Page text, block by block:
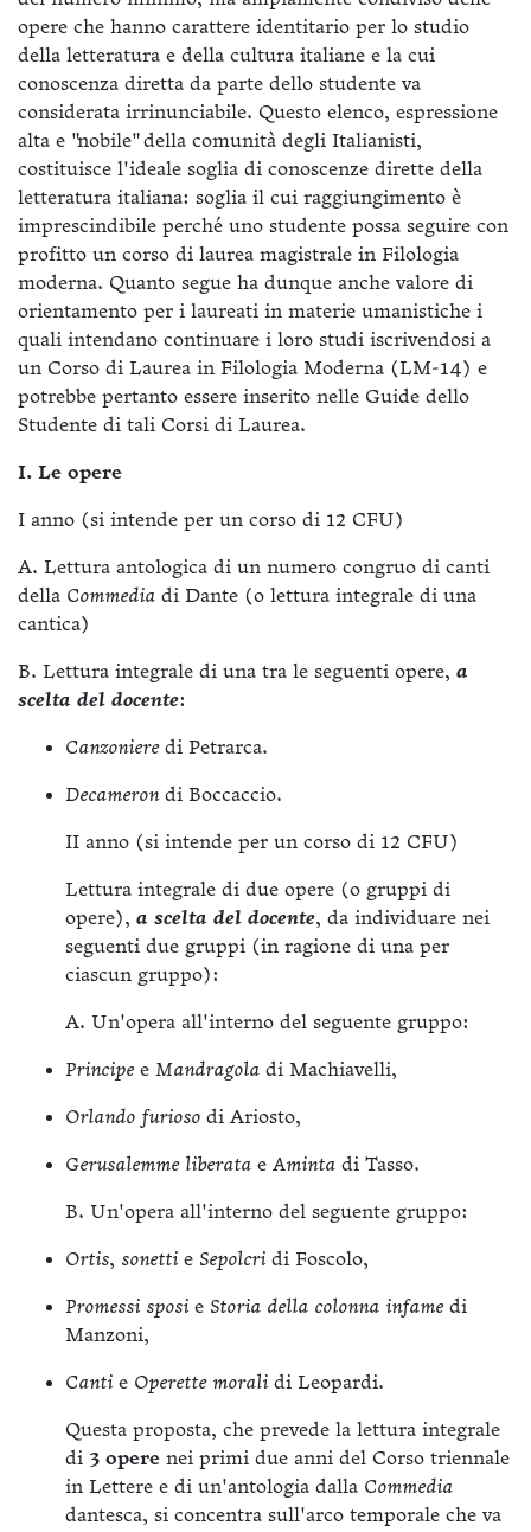
opere che hanno carattere identitario per lo studio
della letteratura e della cultura italiane e la cui
conoscenza diretta da parte dello studente va
considerata irrinunciabile. Questo elenco, espressione
alta e "nobile" della comunità degli Italianisti,
costituisce l'ideale soglia di conoscenze dirette della
letteratura italiana: soglia il cui raggiungimento è
imprescindibile perché uno studente possa seguire con
profitto un corso di laurea magistrale in Filologia
moderna. Quanto segue ha dunque anche valore di
orientamento per i laureati in materie umanistiche i
quali intendano continuare i loro studi iscrivendosi a
un Corso di Laurea in Filologia Moderna (LM-14) e
potrebbe pertanto essere inserito nelle Guide dello
Studente di tali Corsi di Laurea.
I. Le opere
I anno (si intende per un corso di 12 CFU)
A. Lettura antologica di un numero congruo di canti
della Commedia di Dante (o lettura integrale di una
cantica)
B. Lettura integrale di una tra le seguenti opere, a
scelta del docente:
Canzonieredi Petrarca.
Decamerondi Boccaccio.
II anno (si intende per un corso di 12 CFU)
Lettura integrale di due opere (o gruppi di
opere), a scelta del docente, da individuare nei
seguenti due gruppi (in ragione di una per
ciascun gruppo):
A. Un'opera all'interno del seguente gruppo:
Principee Mandragola di Machiavelli,
Orlando furioso di Ariosto,
Gerusalemme liberata e Aminta di Tasso.
B. Un'opera all'interno del seguente gruppo:
Ortis, sonettie Sepolcridi Foscolo,
Promessi sposie Storia della colonna infamedi
Manzoni,
Cantie Operette moralidi Leopardi.
Questa proposta, che prevede la lettura integrale
di 3 opere nei primi due anni del Corso triennale
in Lettere e di un'antologia dalla Commedia
dantesca, si concentra sull'arco temporale che va